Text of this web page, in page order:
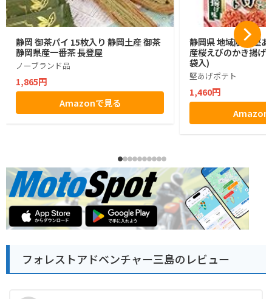
静岡 御茶パイ 15枚入り 静岡土産 御茶
静岡県産一番茶 長登屋
ノーブランド品
1,865円
Amazonで見る
静岡県 地域限定 堅
産桜えびのかき揚
袋入)
堅あげポテト
1,460円
Amazon
フォレストアドベンチャー三島のレビュー